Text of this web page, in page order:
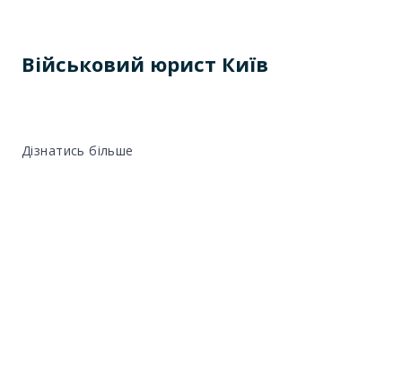
Військовий юрист Київ
Дізнатись більше